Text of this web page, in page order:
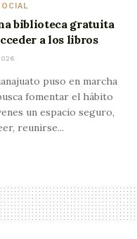
biblioteca gratuita
a los libros
puso en marcha
fomentar el hábito
un espacio seguro,
reunirse...